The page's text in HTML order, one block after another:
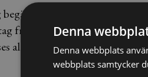
ut görs en prövning
från den annars gällande
allmänna istället beläggas
Denna
Denna webbplats
webbplats samtycker